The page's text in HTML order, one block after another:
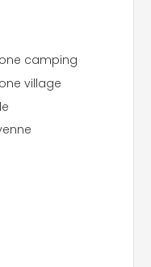
camping
village